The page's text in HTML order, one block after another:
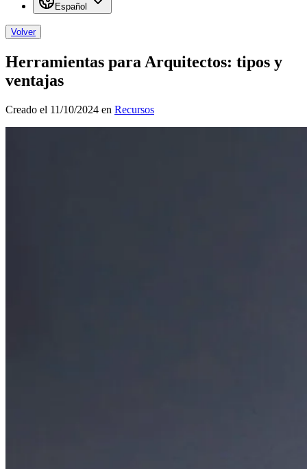
Español
Volver
Herramientas para Arquitectos: tipos y
ventajas
Creado el 11/10/2024 en Recursos